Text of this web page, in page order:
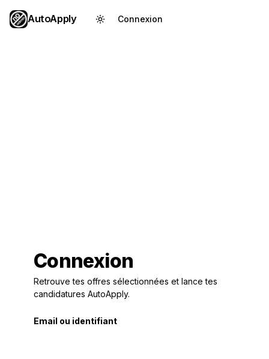
AutoApply Connexion
Connexion
Retrouve tes offres sélectionnées et lance tes
candidatures AutoApply.
Email ou identifiant